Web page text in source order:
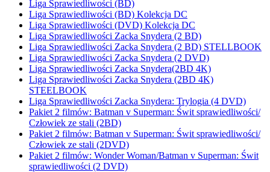
Liga Sprawiedliwości (BD)
Liga Sprawiedliwości (BD) Kolekcja DC
Liga Sprawiedliwości (DVD) Kolekcja DC
Liga Sprawiedliwości Zacka Snydera (2 BD)
Liga Sprawiedliwości Zacka Snydera (2 BD) STELLBOOK
Liga Sprawiedliwości Zacka Snydera (2 DVD)
Liga Sprawiedliwości Zacka Snydera(2BD 4K)
Liga Sprawiedliwości Zacka Snydera (2BD 4K)
STEELBOOK
Liga Sprawiedliwości Zacka Snydera: Trylogia (4 DVD)
Pakiet 2 filmów: Batman v Superman: Świt sprawiedliwości/
Człowiek ze stali (2BD)
Pakiet 2 filmów: Batman v Superman: Świt sprawiedliwości/
Człowiek ze stali (2DVD)
Pakiet 2 filmów: Wonder Woman/Batman v Superman: Świt
sprawiedliwości (2 DVD)